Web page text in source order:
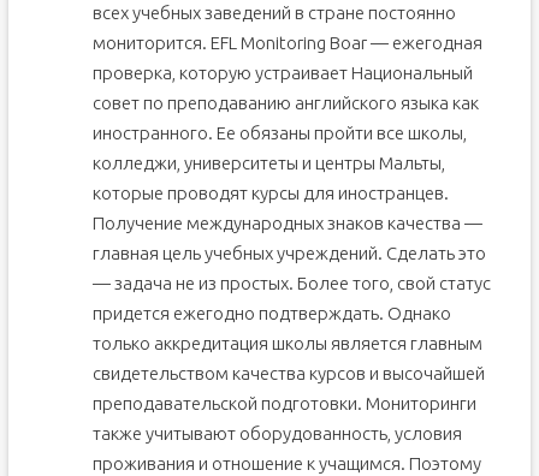
всех учебных заведений в стране постоянно
мониторится. EFL Monitoring Boar — ежегодная
проверка, которую устраивает Национальный
совет по преподаванию английского языка как
иностранного. Ее обязаны пройти все школы,
колледжи, университеты и центры Мальты,
которые проводят курсы для иностранцев.
Получение международных знаков качества —
главная цель учебных учреждений. Сделать это
— задача не из простых. Более того, свой статус
придется ежегодно подтверждать. Однако
только аккредитация школы является главным
свидетельством качества курсов и высочайшей
преподавательской подготовки. Мониторинги
также учитывают оборудованность, условия
проживания и отношение к учащимся. Поэтому